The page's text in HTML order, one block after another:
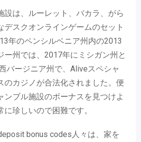
設は、ルーレット、バカラ、がら
デスクオンラインゲームのセット
年のペンシルベニア州内の2013
ー州では、2017年にミシガン州と
バージニア州で、Aliveスペシャ
のカジノが合法化されました。便
ンブル施設のボーナスを見つけよ
に珍しいので困難です。
人々は、家を